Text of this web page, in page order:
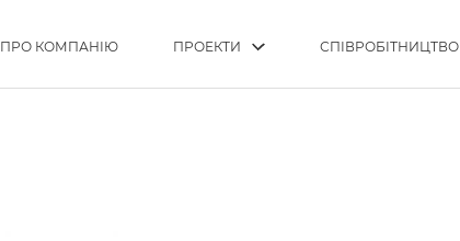
ПРО КОМПАНІЮ ПРОЕКТИ СПІВРОБІТНИЦТВО